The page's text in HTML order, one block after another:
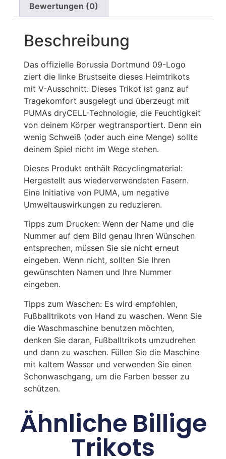
Bewertungen (0)
Beschreibung
Das offizielle Borussia Dortmund 09-Logo
ziert die linke Brustseite dieses Heimtrikots
mit V-Ausschnitt. Dieses Trikot ist ganz auf
Tragekomfort ausgelegt und überzeugt mit
PUMAs dryCELL-Technologie, die Feuchtigkeit
von deinem Körper wegtransportiert. Denn ein
wenig Schweiß (oder auch eine Menge) sollte
deinem Spiel nicht im Wege stehen.
Dieses Produkt enthält Recyclingmaterial:
Hergestellt aus wiederverwendeten Fasern.
Eine Initiative von PUMA, um negative
Umweltauswirkungen zu reduzieren.
Tipps zum Drucken: Wenn der Name und die
Nummer auf dem Bild genau Ihren Wünschen
entsprechen, müssen Sie sie nicht erneut
eingeben. Wenn nicht, sollten Sie Ihren
gewünschten Namen und Ihre Nummer
eingeben.
Tipps zum Waschen: Es wird empfohlen,
Fußballtrikots von Hand zu waschen. Wenn Sie
die Waschmaschine benutzen möchten,
denken Sie daran, Fußballtrikots umzudrehen
und dann zu waschen. Füllen Sie die Maschine
mit kaltem Wasser und verwenden Sie einen
Schonwaschgang, um die Farben besser zu
schützen.
Ähnliche Billige
Trikots